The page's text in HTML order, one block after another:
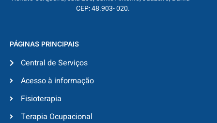
CEP: 48.903- 020.
PÁGINAS PRINCIPAIS
Central de Serviços
Acesso à informação
Fisioterapia
Terapia Ocupacional